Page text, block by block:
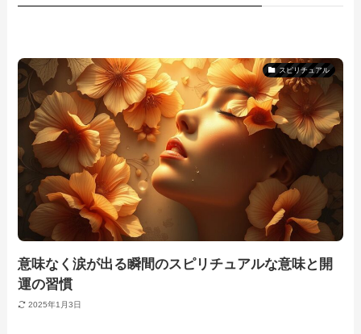
スピリチュアル
意味なく涙が出る瞬間のスピリチュアルな意味と開
運の習慣
2025年1月3日